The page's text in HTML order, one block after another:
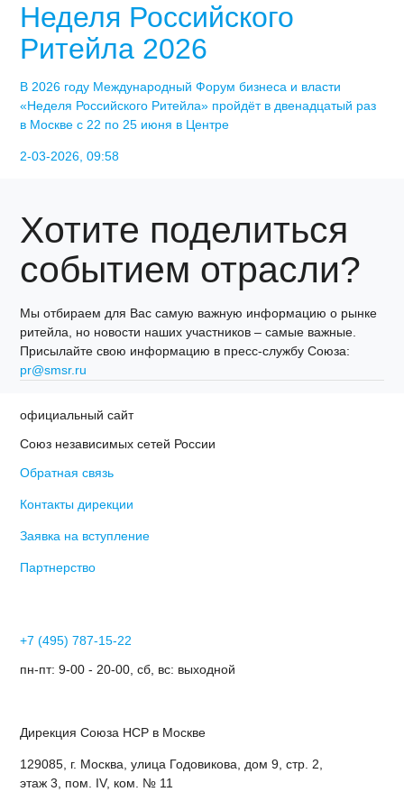
Неделя Российского
Ритейла 2026
В 2026 году Международный Форум бизнеса и власти
«Неделя Российского Ритейла» пройдёт в двенадцатый раз
в Москве с 22 по 25 июня в Центре
2-03-2026, 09:58
Хотите поделиться
событием отрасли?
Мы отбираем для Вас самую важную информацию о рынке
ритейла, но новости наших участников – самые важные.
Присылайте свою информацию в пресс-службу Союза:
pr@smsr.ru
официальный сайт
Союз независимых сетей России
Обратная связь
Контакты дирекции
Заявка на вступление
Партнерство
+7 (495) 787-15-22
пн-пт: 9-00 - 20-00, сб, вс: выходной
Дирекция Cоюза НСР в Москве
129085, г. Москва, улица Годовикова, дом 9, стр. 2,
этаж 3, пом. IV, ком. № 11